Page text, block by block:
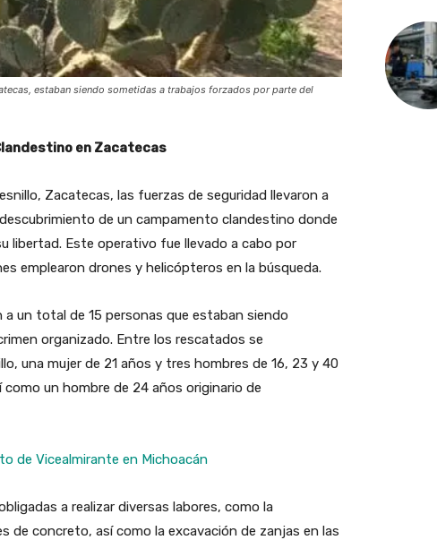
estaban siendo sometidas a trabajos forzados por parte del
en Zacatecas
Zacatecas, las fuerzas de seguridad llevaron a
de un campamento clandestino donde
libertad. Este operativo fue llevado a cabo por
emplearon drones y helicópteros en la búsqueda.
un total de 15 personas que estaban siendo
organizado. Entre los rescatados se
una mujer de 21 años y tres hombres de 16, 23 y 40
un hombre de 24 años originario de
de Vicealmirante en Michoacán
a realizar diversas labores, como la
de concreto, así como la excavación de zanjas en las